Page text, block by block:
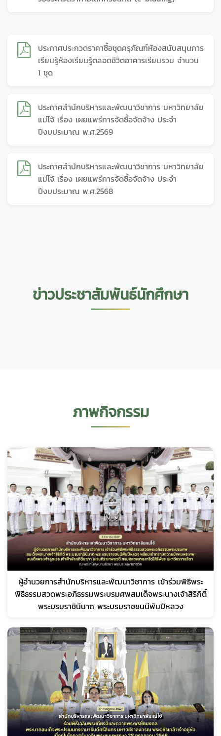
ประกาศประกวดราคาซื้อชุดครุภัณฑ์ห้องสนับสนุนการ
เรียนรู้ห้องเรียนรู้ตลอดชีวิตอาคารเรียนรวม จำนวน
1 ชุด
ประกาศสำนักบริหารและพัฒนาวิชาการ มหาวิทยาลัย
แม่โจ้ เรื่อง เผยแพร่การจัดซื้อจัดจ้าง ประจำ
ปีงบประมาณ พ.ศ.2569
ประกาศสำนักบริหารและพัฒนาวิชาการ มหาวิทยาลัย
แม่โจ้ เรื่อง เผยแพร่การจัดซื้อจัดจ้าง ประจำ
ปีงบประมาณ พ.ศ.2568
ข่าวประชาสัมพันธ์นักศึกษา
ภาพกิจกรรม
ผู้อำนวยการสำนักบริหารและพัฒนาวิชาการ เข้าร่วมพิธีพระ
พิธีธรรมสวดพระอภิธรรมพระบรมศพสมเด็จพระนางเจ้าสิริกิติ์
พระบรมราชินีนาถ พระบรมราชชนนีพันปีหลวง